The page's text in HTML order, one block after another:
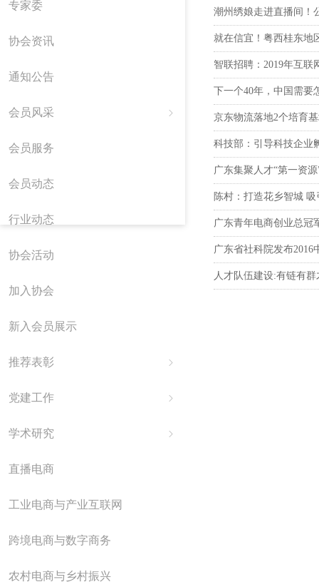
潮州绣娘走进直播间！
就在信宜！粤西桂东地
智联招聘：2019年互联
下一个40年，中国需要
京东物流落地2个培育
科技部：引导科技企业
广东集聚人才“第一资
陈村：打造花乡智城
广东青年电商创业总冠
广东省社科院发布
人才队伍建设:有链有群
专家委
协会资讯
通知公告
ꁇ
会员风采
会员服务
会员动态
行业动态
协会活动
加入协会
新入会员展示
ꁇ
推荐表彰
ꁇ
党建工作
ꁇ
学术研究
直播电商
工业电商与产业互联网
跨境电商与数字商务
农村电商与乡村振兴